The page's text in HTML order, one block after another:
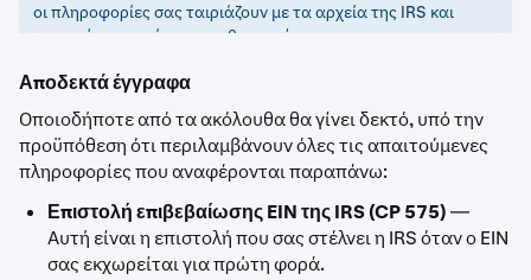
οι πληροφορίες σας ταιριάζουν με τα αρχεία της IRS και
αποφεύγει αχρείαστες καθυστερήσεις.
Αποδεκτά έγγραφα
Οποιοδήποτε από τα ακόλουθα θα γίνει δεκτό, υπό την
προϋπόθεση ότι περιλαμβάνουν όλες τις απαιτούμενες
πληροφορίες που αναφέρονται παραπάνω:
Επιστολή επιβεβαίωσης EIN της IRS (CP 575)—
Αυτή είναι η επιστολή που σας στέλνει η IRS όταν ο EIN
σας εκχωρείται για πρώτη φορά.